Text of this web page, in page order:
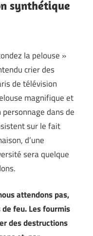
synthétique
la pelouse »
crier des
de télévision
magnifique et
dans de
sur le fait
d’une
sera quelque
attendons pas,
feu. Les fourmis
des destructions